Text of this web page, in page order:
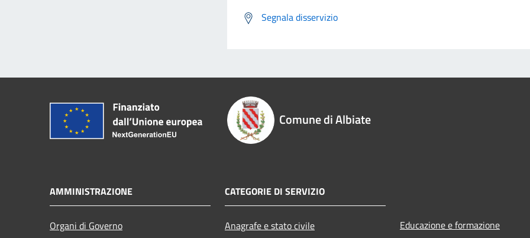
Segnala disservizio
Comune di Albiate
AMMINISTRAZIONE
Organi di Governo
CATEGORIE DI SERVIZIO
Anagrafe e stato civile
Educazione e formazione